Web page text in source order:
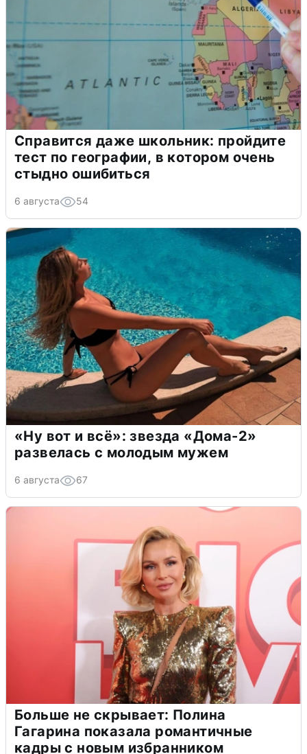
Справится даже школьник: пройдите
тест по географии, в котором очень
стыдно ошибиться
6 августа 54
«Ну вот и всё»: звезда «Дома-2»
развелась с молодым мужем
6 августа 67
Больше не скрывает: Полина
Гагарина показала романтичные
кадры с новым избранником